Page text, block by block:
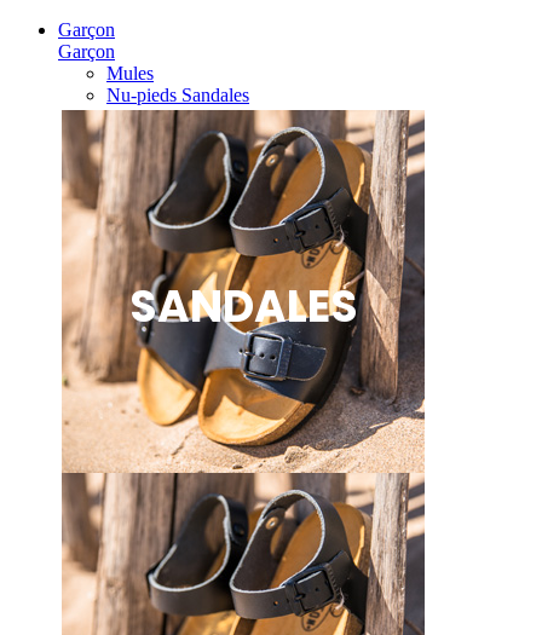
Garçon
Garçon
Mules
Nu-pieds Sandales
SANDALES